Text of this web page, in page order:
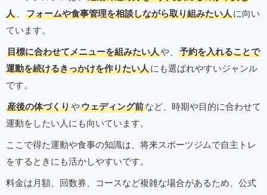
人 、 フォームや食事管理を相談しながら取り組みたい人に向い
ています。
目標に合わせてメニューを組みたい人や、
予約を入れることで
運動を続けるきっかけを作りたい人にも選ばれやすいジャンル
です。
産後の体づくりやウェディング前など、時期や目的に合わせて
運動をしたい人にも向いています。
ここで得た運動や食事の知識は、将来スポーツジムで自主トレ
をするときにも活かしやすいです。
料金は月額、回数券、コースなど複雑な場合があるため、公式